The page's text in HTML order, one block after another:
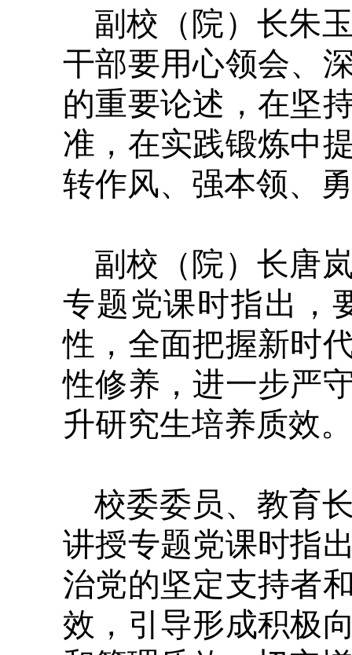
副校（院）长朱
干部要用心领会、
的重要论述，在坚
准，在实践锻炼中
转作风、强本领、
副校（院）长唐
专题党课时指出，
性，全面把握新时
性修养，进一步严
升研究生培养质效。
校委委员、教育
讲授专题党课时指
治党的坚定支持者
效，引导形成积极